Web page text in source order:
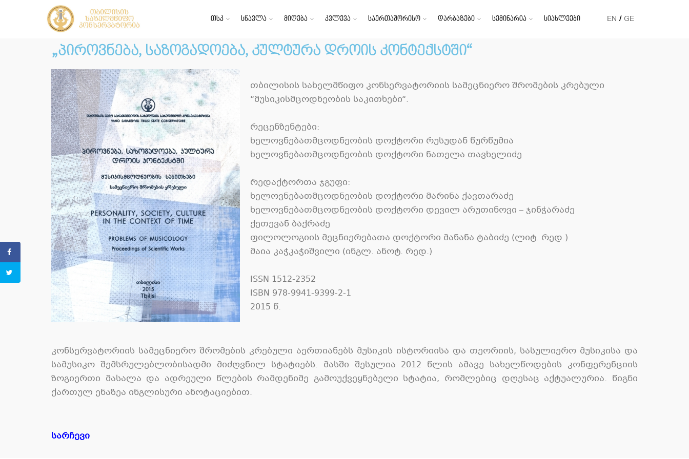
თსკ სწავლა მიღება კვლევა საერთაშორისო დარბაზები სემინარია სიახლეები EN GE
„პიროვნება, საზოგადოება, კულტურა დროის კონტექსტში“
თბილისის სახელმწიფო კონსერვატორიის სამეცნიერო შრომების კრებული
“მუსიკისმცოდნეობის საკითხები“.
რეცენზენტები:
ხელოვნებათმცოდნეობის დოქტორი რუსუდან წურწუმია
ხელოვნებათმცოდნეობის დოქტორი ნათელა თავხელიძე
რედაქტორთა ჯგუფი:
ხელოვნებათმცოდნეობის დოქტორი მარინა ქავთარაძე
ხელოვნებათმცოდნეობის დოქტორი დევილ არუთინოვი – ჯინჭარაძე
ქეთევან ბაქრაძე
ფილოლოგიის მეცნიერებათა დოქტორი მანანა ტაბიძე (ლიტ. რედ.)
მაია კაჭკაჭიშვილი (ინგლ. ანოტ. რედ.)
ISSN 1512-2352
ISBN 978-9941-9399-2-1
2015 წ.
კონსერვატორიის სამეცნიერო შრომების კრებული აერთიანებს მუსიკის ისტორიისა და თეორიის, სასულიერო მუსიკისა და
სამუსიკო შემსრულებლობისადმი მიძღვნილ სტატიებს. მასში შესულია 2012 წლის ამავე სახელწოდების კონფერენციის
ზოგიერთი მასალა და ადრეული წლების რამდენიმე გამოუქვეყნებელი სტატია, რომლებიც დღესაც აქტუალურია. წიგნი
ქართულ ენაზეა ინგლისური ანოტაციებით.
სარჩევი